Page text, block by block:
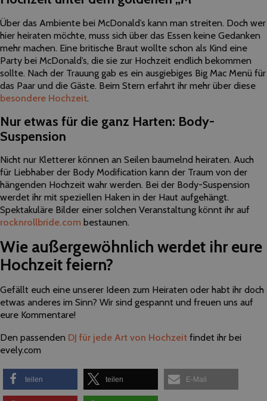
Über das Ambiente bei McDonald’s kann man streiten. Doch wer
hier heiraten möchte, muss sich über das Essen keine Gedanken
mehr machen. Eine britische Braut wollte schon als Kind eine
Party bei McDonald’s, die sie zur Hochzeit endlich bekommen
sollte. Nach der Trauung gab es ein ausgiebiges Big Mac Menü für
das Paar und die Gäste. Beim Stern erfahrt ihr mehr über diese
besondere Hochzeit.
Nur etwas für die ganz Harten: Body-
Suspension
Nicht nur Kletterer können an Seilen baumelnd heiraten. Auch
für Liebhaber der Body Modification kann der Traum von der
hängenden Hochzeit wahr werden. Bei der Body-Suspension
werdet ihr mit speziellen Haken in der Haut aufgehängt.
Spektakuläre Bilder einer solchen Veranstaltung könnt ihr auf
rocknrollbride.com bestaunen.
Wie außergewöhnlich werdet ihr eure
Hochzeit feiern?
Gefällt euch eine unserer Ideen zum Heiraten oder habt ihr doch
etwas anderes im Sinn? Wir sind gespannt und freuen uns auf
eure Kommentare!
Den passenden DJ für jede Art von Hochzeit findet ihr bei
evely.com
teilen teilen E-Mail